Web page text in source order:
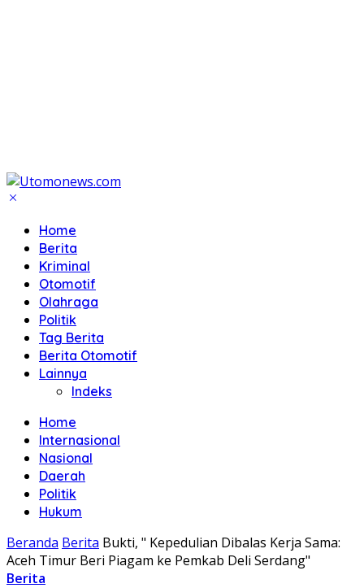
Home
Berita
Kriminal
Otomotif
Olahraga
Politik
Tag Berita
Berita Otomotif
Lainnya
Indeks
Home
Internasional
Nasional
Daerah
Politik
Hukum
Beranda Berita Bukti, " Kepedulian Dibalas Kerja Sama:
Aceh Timur Beri Piagam ke Pemkab Deli Serdang"
Berita